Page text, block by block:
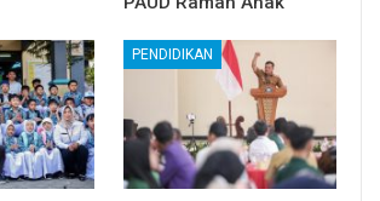
PENDIDIKAN